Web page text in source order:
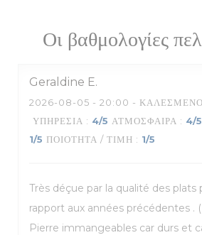
Οι βαθμολογίες
Geraldine E
2026-08-05 - 20:00 -
ΥΠΗΡΕΣΊΑ : 4/5 ΑΤΜΌΣΦΑΙΡΑ : 4/5
1/5 ΠΟΙΌΤΗΤΑ / ΤΙΜΉ : 1/5
Très déçue par la qualité des plats
rapport aux années précédentes .
Pierre immangeables car durs et